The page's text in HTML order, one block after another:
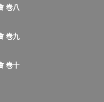
卷八
卷九
卷十